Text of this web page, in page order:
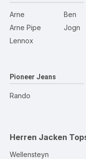
Arne
Arne Pipe
Lennox
Ben
Jogn
Pioneer Jeans
Rando
Herren Jacken
Wellensteyn